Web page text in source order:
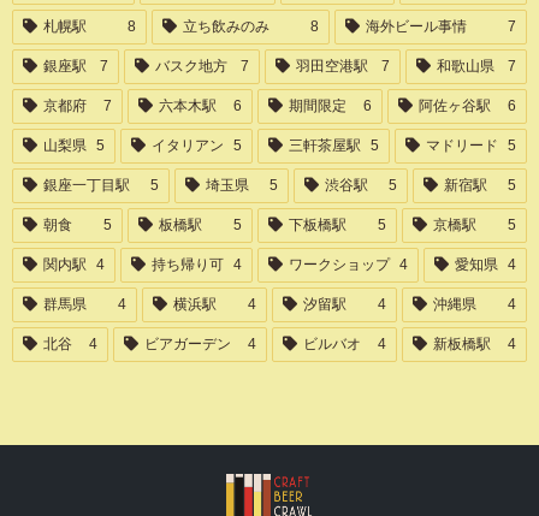
札幌駅 8 立ち飲みのみ 8 海外ビール事情 7
銀座駅 7 バスク地方 7 羽田空港駅 7 和歌山県 7
京都府 7 六本木駅 6 期間限定 6 阿佐ヶ谷駅 6
山梨県 5 イタリアン 5 三軒茶屋駅 5 マドリード 5
銀座一丁目駅 5 埼玉県 5 渋谷駅 5 新宿駅 5
朝食 5 板橋駅 5 下板橋駅 5 京橋駅 5
関内駅 4 持ち帰り可 4 ワークショップ 4 愛知県 4
群馬県 4 横浜駅 4 汐留駅 4 沖縄県 4
北谷 4 ビアガーデン 4 ビルバオ 4 新板橋駅 4